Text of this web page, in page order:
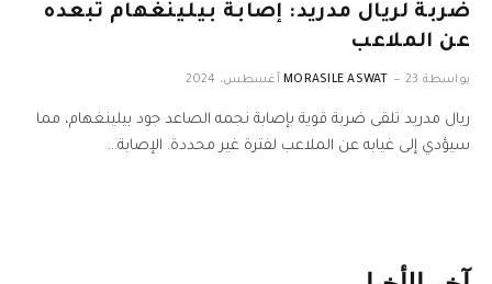
ضربة لريال مدريد: إصابة بيلينغهام تبعده
عن الملاعب
بواسطة MORASILE ASWAT 23 أغسطس، 2024
ريال مدريد تلقى ضربة قوية بإصابة نجمه الصاعد جود بيلينغهام، مما
سيؤدي إلى غيابه عن الملاعب لفترة غير محددة. الإصابة…